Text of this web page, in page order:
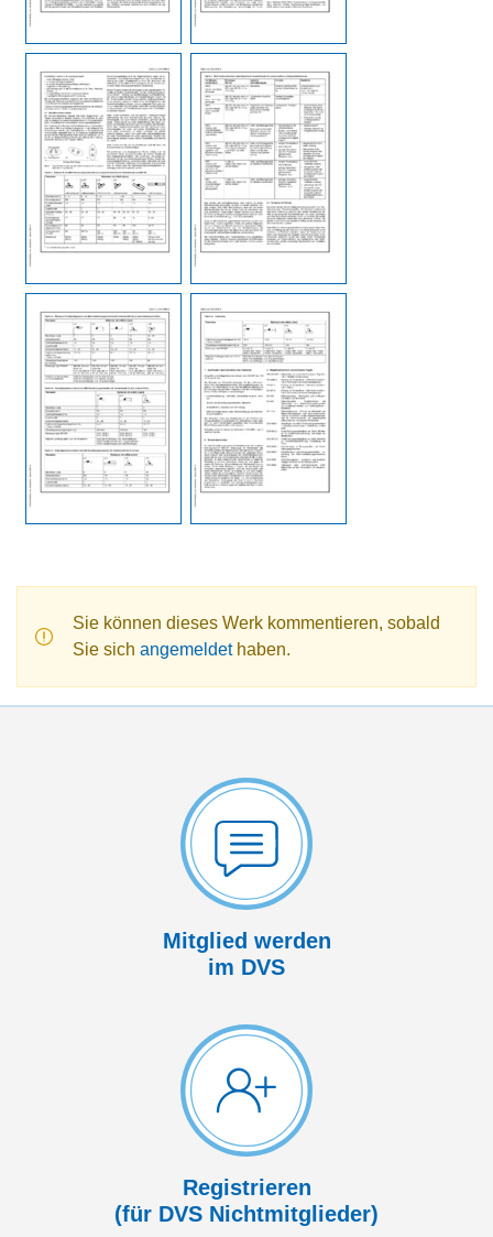
Sie können dieses Werk kommentieren, sobald
Sie sich angemeldethaben.
Mitglied werden
im DVS
Registrieren
(für DVS Nicht­mitglieder)